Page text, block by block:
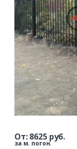
От:8625руб.
за м. погон.